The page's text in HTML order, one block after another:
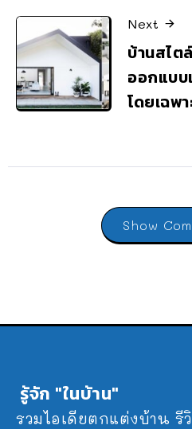
Next
บ้านสไต
ออกแบบ
โดยเฉพา
Show
รู้จัก "ในบ้าน"
รวมไอเดียตกแต่งบ้าน รี